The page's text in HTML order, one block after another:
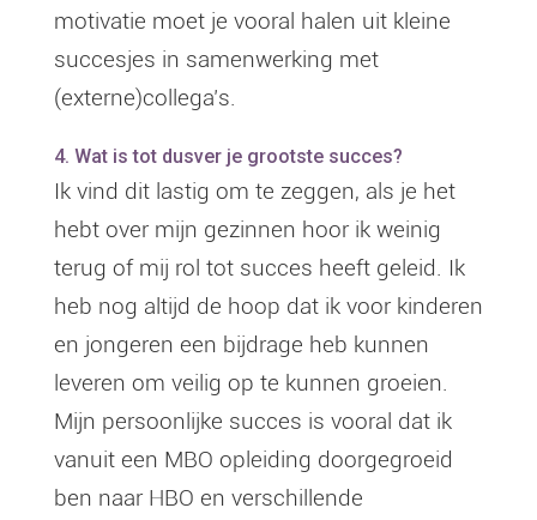
motivatie moet je vooral halen uit kleine
succesjes in samenwerking met
(externe)collega’s.
4. Wat is tot dusver je grootste succes?
Ik vind dit lastig om te zeggen, als je het
hebt over mijn gezinnen hoor ik weinig
terug of mij rol tot succes heeft geleid. Ik
heb nog altijd de hoop dat ik voor kinderen
en jongeren een bijdrage heb kunnen
leveren om veilig op te kunnen groeien.
Mijn persoonlijke succes is vooral dat ik
vanuit een MBO opleiding doorgegroeid
ben naar HBO en verschillende